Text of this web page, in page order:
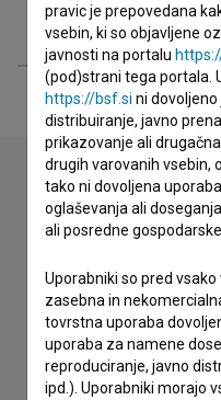
Razširjeni
Stik z
stik z uredništvom Baze
odzivov.
imam vprašanje
prijavljam napako
pravic je prepovedana
vsebin, ki so objavljene
javnosti na portalu
(pod)strani tega portala.
https://bsf.si ni
distribuiranje, javno
prikazovanje ali
drugih varovanih vsebin,
tako ni dovoljena
oglaševanja ali
ali posredne
Uporabniki so pred
zasebna in
tovrstna uporaba
uporaba za namene
reproduciranje, javno
ipd.). Uporabniki morajo